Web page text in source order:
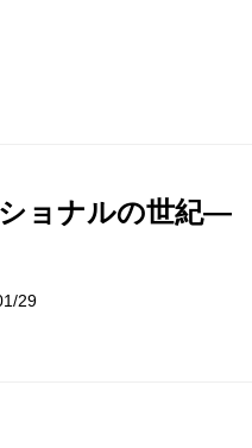
ョナルの世紀―
29